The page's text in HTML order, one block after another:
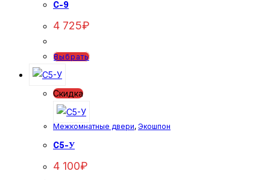
C-9
4 725₽
ВыбратьЭтот
Опции
Скидка
Межкомнатные двери, Экошпон
C5-У
4 100₽